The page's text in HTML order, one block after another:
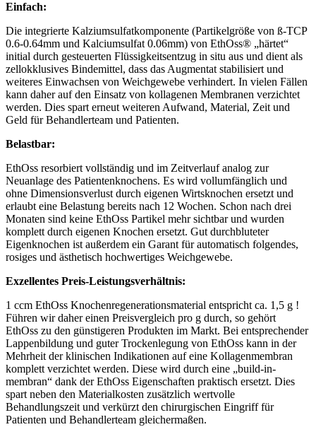
Einfach:
Die integrierte Kalziumsulfatkomponente (Partikelgröße von ß-TCP
0.6-0.64mm und Kalciumsulfat 0.06mm) von EthOss® „härtet“
initial durch gesteuerten Flüssigkeitsentzug in situ aus und dient als
zellokklusives Bindemittel, dass das Augmentat stabilisiert und
weiteres Einwachsen von Weichgewebe verhindert. In vielen Fällen
kann daher auf den Einsatz von kollagenen Membranen verzichtet
werden. Dies spart erneut weiteren Aufwand, Material, Zeit und
Geld für Behandlerteam und Patienten.
Belastbar:
EthOss resorbiert vollständig und im Zeitverlauf analog zur
Neuanlage des Patientenknochens. Es wird vollumfänglich und
ohne Dimensionsverlust durch eigenen Wirtsknochen ersetzt und
erlaubt eine Belastung bereits nach 12 Wochen. Schon nach drei
Monaten sind keine EthOss Partikel mehr sichtbar und wurden
komplett durch eigenen Knochen ersetzt. Gut durchbluteter
Eigenknochen ist außerdem ein Garant für automatisch folgendes,
rosiges und ästhetisch hochwertiges Weichgewebe.
Exzellentes Preis-Leistungsverhältnis:
1 ccm EthOss Knochenregenerationsmaterial entspricht ca. 1,5 g !
Führen wir daher einen Preisvergleich pro g durch, so gehört
EthOss zu den günstigeren Produkten im Markt. Bei entsprechender
Lappenbildung und guter Trockenlegung von EthOss kann in der
Mehrheit der klinischen Indikationen auf eine Kollagenmembran
komplett verzichtet werden. Diese wird durch eine „build-in-
membran“ dank der EthOss Eigenschaften praktisch ersetzt. Dies
spart neben den Materialkosten zusätzlich wertvolle
Behandlungszeit und verkürzt den chirurgischen Eingriff für
Patienten und Behandlerteam gleichermaßen.